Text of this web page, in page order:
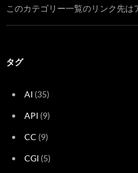
このカテゴリー一覧のリンク先は
タグ
AI (35)
API (9)
CC (9)
CGI (5)